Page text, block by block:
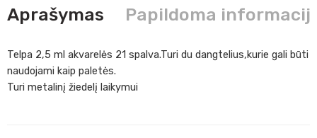
Aprašymas Papildoma
Telpa 2,5 ml akvarelės 21 spalva.Turi du dangtelius,kurie gali būti
naudojami kaip paletės.
Turi metalinį žiedelį laikymui